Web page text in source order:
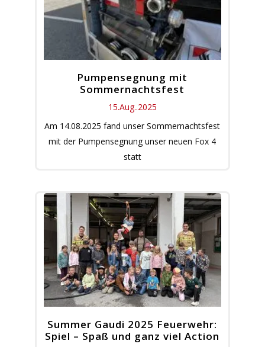
Pumpensegnung mit
Sommernachtsfest
15.Aug..2025
Am 14.08.2025 fand unser Sommernachtsfest
mit der Pumpensegnung unser neuen Fox 4
statt
Summer Gaudi 2025 Feuerwehr:
Spiel – Spaß und ganz viel Action